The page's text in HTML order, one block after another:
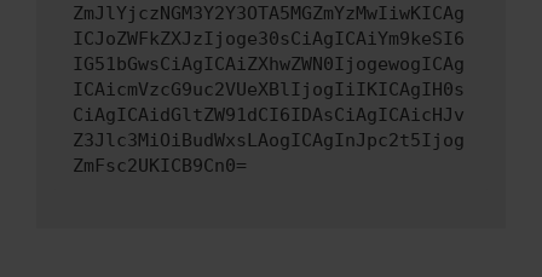
ZmJlYjczNGM3Y2Y3OTA5MGZmYzMwIiwKICAg
ICJoZWFkZXJzIjoge30sCiAgICAiYm9keSI6
IG51bGwsCiAgICAiZXhwZWN0IjogewogICAg
ICAicmVzcG9uc2VUeXBlIjogIiIKICAgIH0s
CiAgICAidGltZW91dCI6IDAsCiAgICAicHJv
Z3Jlc3MiOiBudWxsLAogICAgInJpc2t5Ijog
ZmFsc2UKICB9Cn0=